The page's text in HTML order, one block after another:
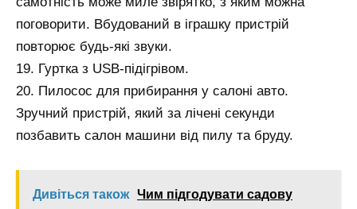
поговорити. Вбудований в іграшку пристрій
повторює будь-які звуки.
19. Гуртка з USB-підігрівом.
20. Пилосос для прибирання у салоні авто.
Зручний пристрій, який за лічені секунди
позбавить салон машини від пилу та бруду.
Дивіться також Чим підгодувати садову